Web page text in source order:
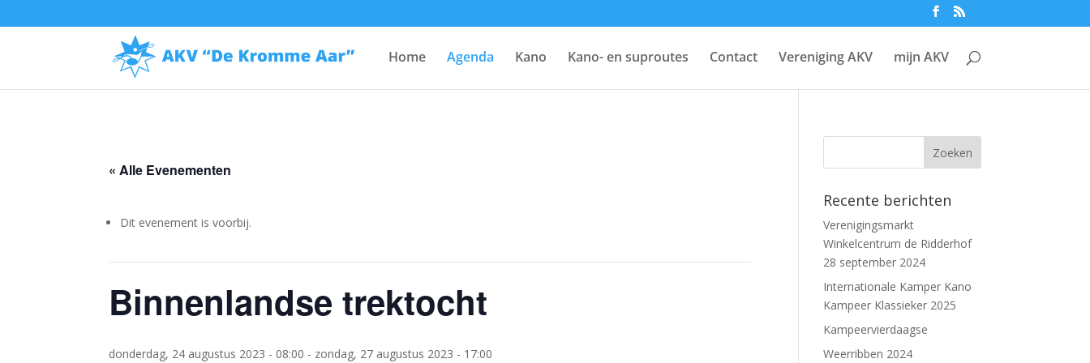
Home Agenda Kano Kano- en suproutes Contact Vereniging AKV mijn AKV
« Alle Evenementen
Dit evenement is voorbij.
Binnenlandse trektocht
donderdag, 24 augustus 2023 - 08:00 - zondag, 27 augustus 2023 - 17:00
Recente berichten
Verenigingsmarkt
Winkelcentrum de Ridderhof
28 september 2024
Internationale Kamper Kano
Kampeer Klassieker 2025
Kampeervierdaagse
Weerribben 2024